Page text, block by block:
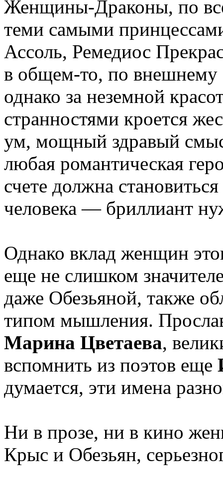
Женщины-Драконы, по
теми самыми
Ассоль, Ремедиос
в общем-то, по внешнему
однако за неземной
странностями кроется
ум, мощный здравый
любая романтическая
счете должна
человека — бриллиант
Однако вклад женщин
еще не слишком
даже Обезьяной, также
типом мышления.
Марина Цветаева,
вспомнить из поэтов еще
думается, эти имена
Ни в прозе, ни в кино
Крыс и Обезьян,